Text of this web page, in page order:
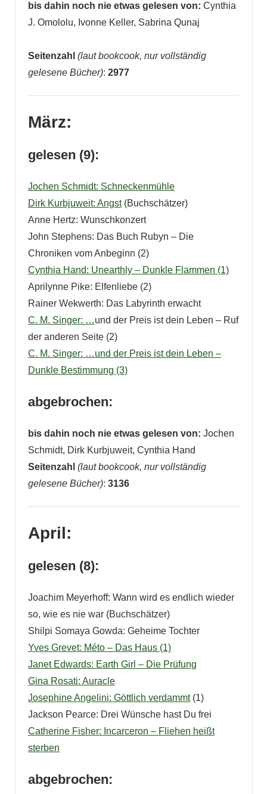
bis dahin noch nie etwas gelesen von: Cynthia
J. Omololu, Ivonne Keller, Sabrina Qunaj
Seitenzahl (laut bookcook, nur vollständig
gelesene Bücher): 2977
März:
gelesen (9):
Jochen Schmidt: Schneckenmühle
Dirk Kurbjuweit: Angst(Buchschätzer)
Anne Hertz: Wunschkonzert
John Stephens: Das Buch Rubyn – Die
Chroniken vom Anbeginn (2)
Cynthia Hand: Unearthly – Dunkle Flammen (1)
Aprilynne Pike: Elfenliebe (2)
Rainer Wekwerth: Das Labyrinth erwacht
C. M. Singer: …und der Preis ist dein Leben – Ruf
der anderen Seite (2)
C. M. Singer: …und der Preis ist dein Leben –
Dunkle Bestimmung (3)
abgebrochen:
bis dahin noch nie etwas gelesen von: Jochen
Schmidt, Dirk Kurbjuweit, Cynthia Hand
Seitenzahl (laut bookcook, nur vollständig
gelesene Bücher): 3136
April:
gelesen (8):
Joachim Meyerhoff: Wann wird es endlich wieder
so, wie es nie war (Buchschätzer)
Shilpi Somaya Gowda: Geheime Tochter
Yves Grevet: Méto – Das Haus (1)
Janet Edwards: Earth Girl – Die Prüfung
Gina Rosati: Auracle
Josephine Angelini: Göttlich verdammt(1)
Jackson Pearce: Drei Wünsche hast Du frei
Catherine Fisher: Incarceron – Fliehen heißt
sterben
abgebrochen: